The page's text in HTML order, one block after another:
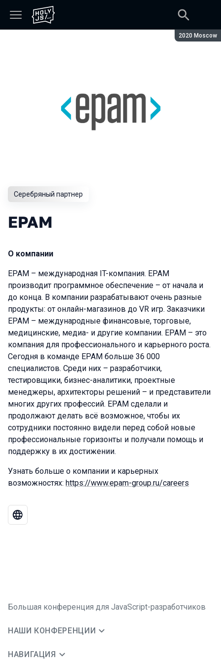
Сезон:
2020 Moscow
Серебряный партнер
EPAM
О компании
ЕРАМ – международная IT-компания. EPAM
производит программное обеспечение – от начала и
до конца. В компании разрабатывают очень разные
продукты: от онлайн-магазинов до VR игр. Заказчики
EPAM – международные финансовые, торговые,
медицинские, медиа- и другие компании. ЕPAM – это
компания для профессионального и карьерного роста.
Сегодня в команде ЕРАМ больше 36 000
специалистов. Среди них – разработчики,
тестировщики, бизнес-аналитики, проектные
менеджеры, архитекторы решений – и представители
многих других профессий. EPAM сделали и
продолжают делать всё возможное, чтобы их
сотрудники постоянно видели перед собой новые
профессиональные горизонты и получали помощь и
поддержку в их достижении.
Узнать больше о компании и карьерных
возможностях: https://www.epam-group.ru/careers
Большая конференция для JavaScript-разработчиков
НАШИ КОНФЕРЕНЦИИ
НАВИГАЦИЯ